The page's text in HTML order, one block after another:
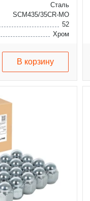
Сталь
SCM435/35CR-MO
52
Хром
logan
В корзину